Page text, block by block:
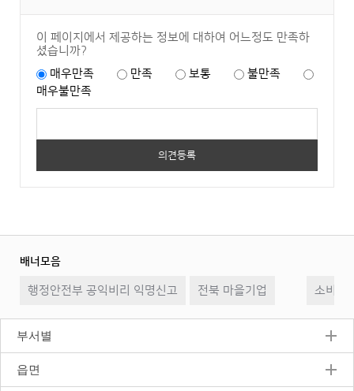
이 페이지에서 제공하는 정보에 대하여 어느정도 만족하
셨습니까?
매우만족
만족 보통
불만족
매우불만족
배너모음
시
지
음
행정안전부 공익비리 익명신고 전북 마을기업 소비자
부서별
읍면